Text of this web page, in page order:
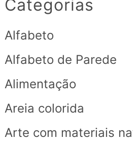
Categorias
Alfabeto
Alfabeto de Parede
Alimentação
Areia colorida
Arte com materiais